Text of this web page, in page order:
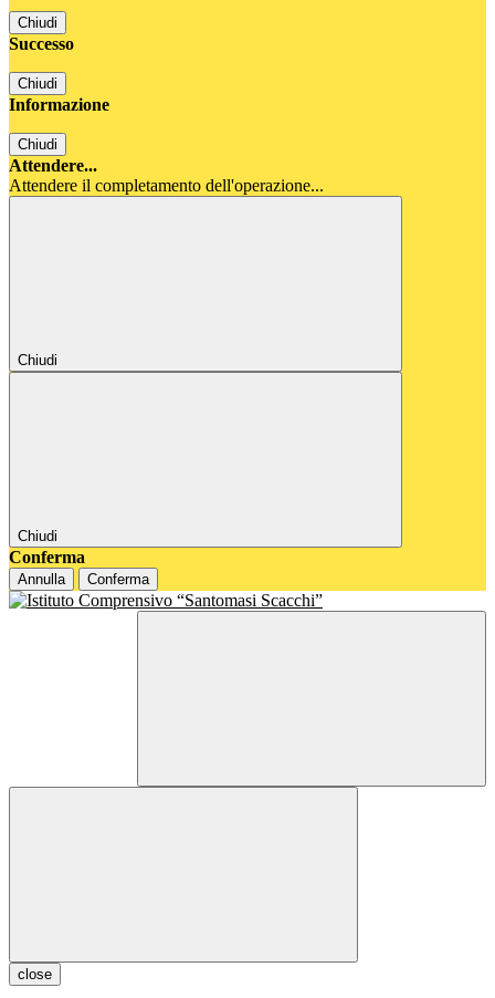
Chiudi
Successo
Chiudi
Informazione
Chiudi
Attendere...
Attendere il completamento dell'operazione...
Chiudi
Chiudi
Conferma
Annulla Conferma
close